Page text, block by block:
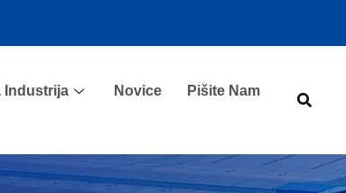
Industrija Novice Pišite Nam